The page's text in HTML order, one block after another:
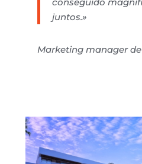
juntos.»
Marketing manager